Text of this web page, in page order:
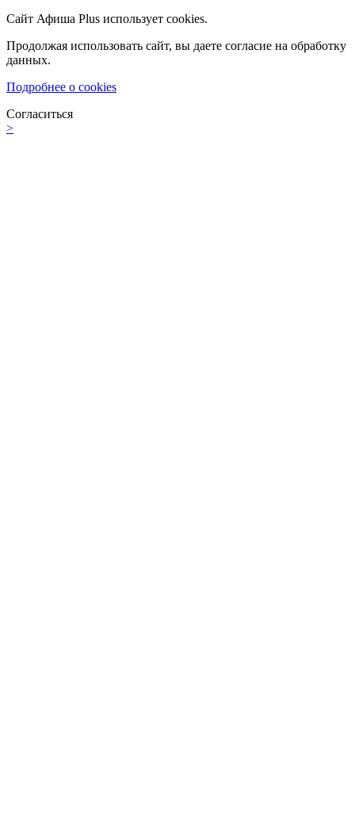
Сайт Афиша Plus использует cookies.
Продолжая использовать сайт, вы даете согласие на обработку
данных.
Подробнее о cookies
Согласиться
>